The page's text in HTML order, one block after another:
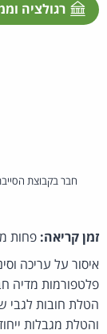
רגולציה
חבר בקבוצת
זמן קריאה: פחות
איסור על עריכה
פלטפורמות מדיה
הטלת חובות לגבי
והטלת מגבלות